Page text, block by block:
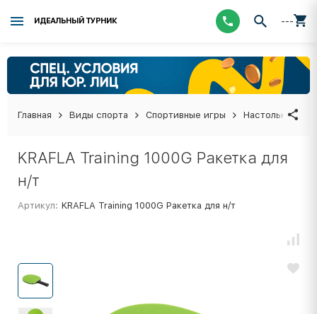
ИДЕАЛЬНЫЙ ТУРНИК ---
Главная Виды спорта Спортивные игры Настольный
KRAFLA Training 1000G Ракетка для
н/т
Артикул: KRAFLA Training 1000G Ракетка для н/т